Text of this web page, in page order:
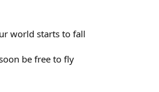
world starts to fall
be free to fly